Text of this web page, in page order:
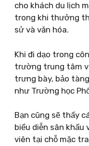
cho khách du lịch
trong khi thưởng
sử và văn hóa.
Khi đi dạo trong
trường trung tâm
trưng bày, bảo
như Trường học
Bạn cũng sẽ thấy
biểu diễn sân khấu
viên tại chỗ mặc